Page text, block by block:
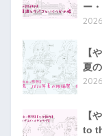
ー
【
夏
【
to